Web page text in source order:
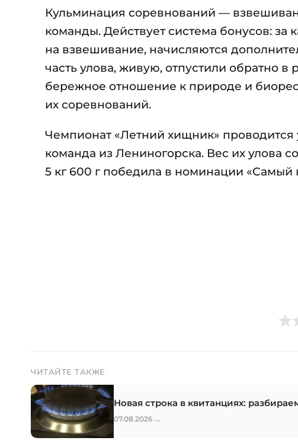
Кульминация соревнований —
команды. Действует система бонусов:
на взвешивание, начисляются
часть улова, живую, отпустили обратно
бережное отношение к природе и
их соревнований.
Чемпионат «Летний хищник» проводится
команда из Лениногорска. Вес их улова
5 кг 600 г победила в номинации «Самый
ЧИТАЙТЕ ТАКЖЕ
Новая строка в квитанциях:
07.08.2026 →